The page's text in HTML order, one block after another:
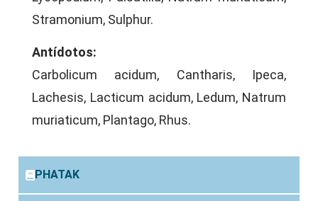
Stramonium, Sulphur.
Antídotos:
Carbolicum acidum, Cantharis, Ipeca,
Lachesis, Lacticum acidum, Ledum, Natrum
muriaticum, Plantago, Rhus.
PHATAK